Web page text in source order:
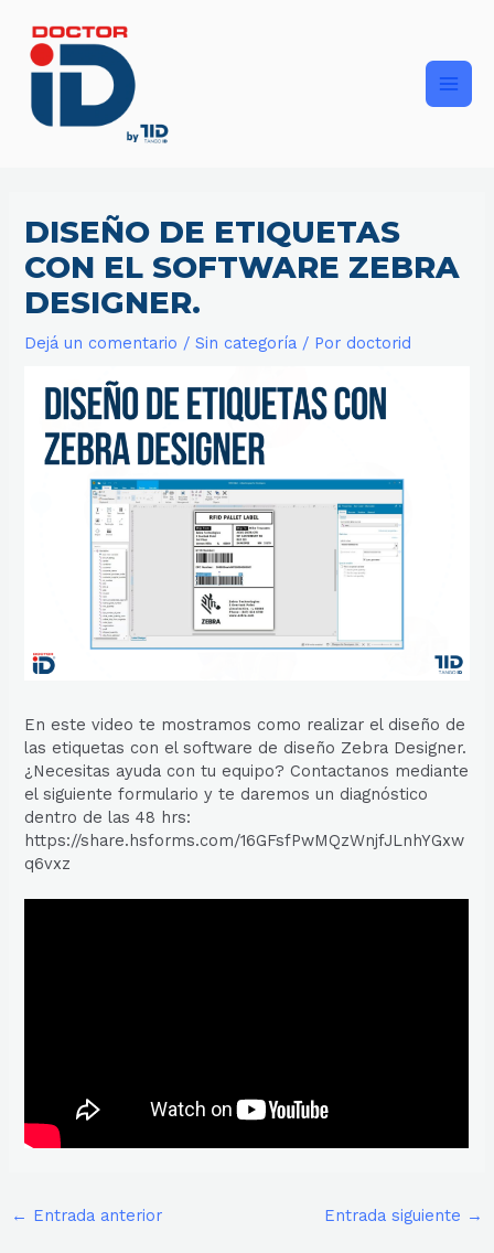
contenido
DISEÑO DE ETIQUETAS
CON EL SOFTWARE ZEBRA
DESIGNER.
Dejá un comentario /Sin categoría / Por doctorid
En este video te mostramos como realizar el diseño de
las etiquetas con el software de diseño Zebra Designer.
¿Necesitas ayuda con tu equipo? Contactanos mediante
el siguiente formulario y te daremos un diagnóstico
dentro de las 48 hrs:
https://share.hsforms.com/16GFsfPwMQzWnjfJLnhYGxw
q6vxz
← Entrada anterior Entrada siguiente →